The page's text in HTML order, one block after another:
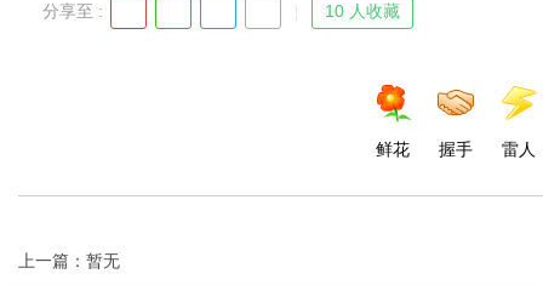
分享至 : 10 人收藏
鲜花 握手 雷人
上一篇：暂无